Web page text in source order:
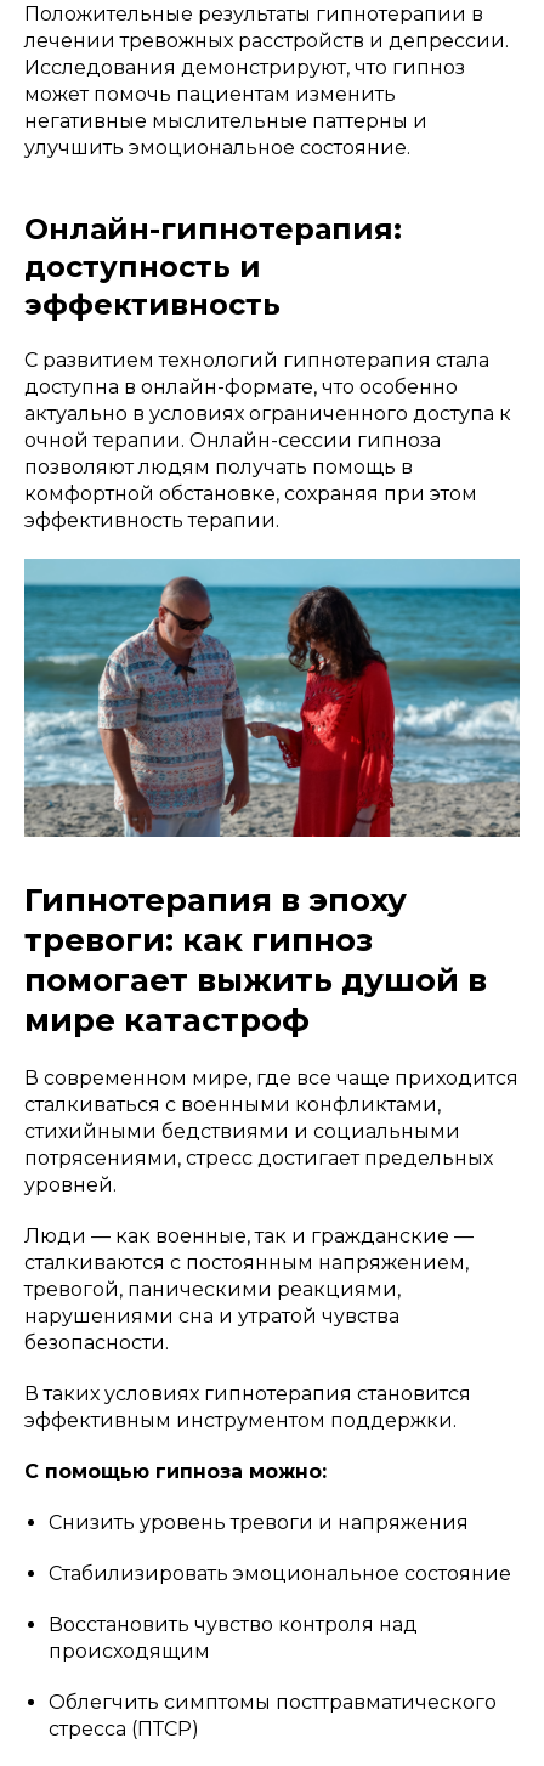
Положительные результаты гипнотерапии в
лечении тревожных расстройств и депрессии.
Исследования демонстрируют, что гипноз
может помочь пациентам изменить
негативные мыслительные паттерны и
улучшить эмоциональное состояние.
Онлайн-гипнотерапия:
доступность и
эффективность
С развитием технологий гипнотерапия стала
доступна в онлайн-формате, что особенно
актуально в условиях ограниченного доступа к
очной терапии. Онлайн-сессии гипноза
позволяют людям получать помощь в
комфортной обстановке, сохраняя при этом
эффективность терапии.
Гипнотерапия в эпоху
тревоги: как гипноз
помогает выжить душой в
мире катастроф
В современном мире, где все чаще приходится
сталкиваться с военными конфликтами,
стихийными бедствиями и социальными
потрясениями, стресс достигает предельных
уровней.
Люди — как военные, так и гражданские —
сталкиваются с постоянным напряжением,
тревогой, паническими реакциями,
нарушениями сна и утратой чувства
безопасности.
В таких условиях гипнотерапия становится
эффективным инструментом поддержки.
С помощью гипноза можно:
Снизить уровень тревоги и напряжения
Стабилизировать эмоциональное состояние
Восстановить чувство контроля над
происходящим
Облегчить симптомы посттравматического
стресса (ПТСР)